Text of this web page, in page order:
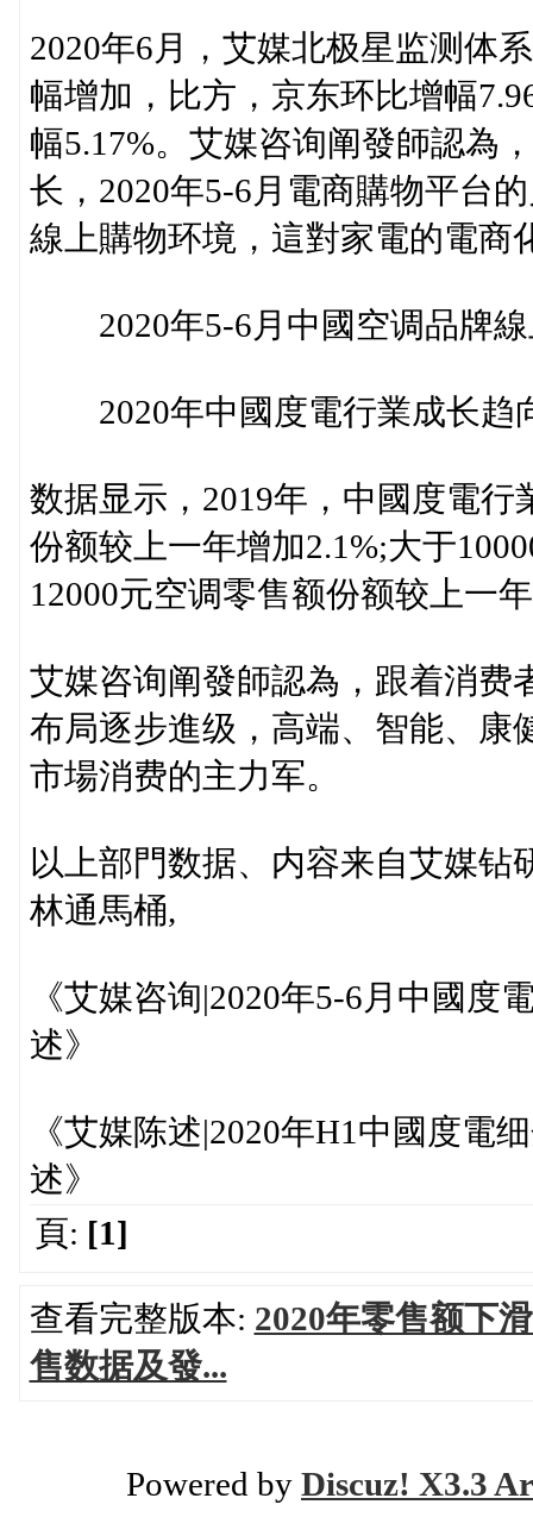
2020年6月，艾媒北极星监测体
幅增加，比方，京东环比增幅
幅5.17%。艾媒咨询阐發師認為
长，2020年5-6月電商購物平台
線上購物环境，這對家電的電商
2020年5-6月中國空调品牌線
2020年中國度電行業成长趋
数据显示，2019年，中國度電
份额较上一年增加2.1%;大于
12000元空调零售额份额较上一
艾媒咨询阐發師認為，跟着消费
布局逐步進级，高端、智能、康
市場消费的主力军。
以上部門数据、内容来自艾媒钻
林通馬桶,
《艾媒咨询|2020年5-6月中國
述》
《艾媒陈述|2020年H1中國度電
述》
頁: [1]
查看完整版本: 2020年零售额下
售数据及發...
Powered by Discuz! X3.3